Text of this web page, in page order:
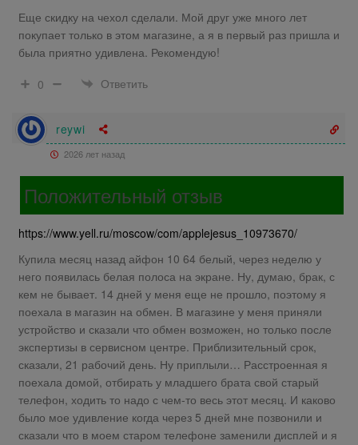
Еще скидку на чехол сделали. Мой друг уже много лет
покупает только в этом магазине, а я в первый раз пришла и
была приятно удивлена. Рекомендую!
0
Ответить
reywi
2026 лет назад
Положительный отзыв
https://www.yell.ru/moscow/com/applejesus_10973670/
Купила месяц назад айфон 10 64 белый, через неделю у
него появилась белая полоса на экране. Ну, думаю, брак, с
кем не бывает. 14 дней у меня еще не прошло, поэтому я
поехала в магазин на обмен. В магазине у меня приняли
устройство и сказали что обмен возможен, но только после
экспертизы в сервисном центре. Приблизительный срок,
сказали, 21 рабочий день. Ну приплыли… Расстроенная я
поехала домой, отбирать у младшего брата свой старый
телефон, ходить то надо с чем-то весь этот месяц. И каково
было мое удивление когда через 5 дней мне позвонили и
сказали что в моем старом телефоне заменили дисплей и я